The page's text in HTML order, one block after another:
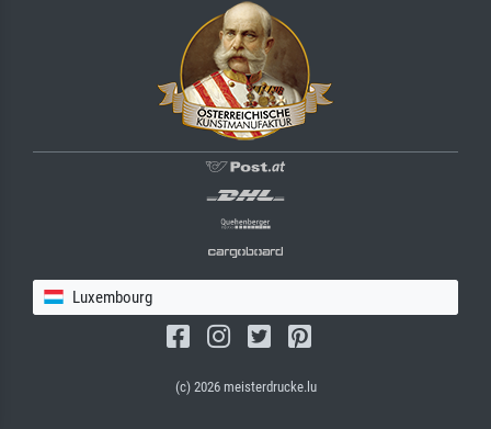
Luxembourg
(c) 2026 meisterdrucke.lu